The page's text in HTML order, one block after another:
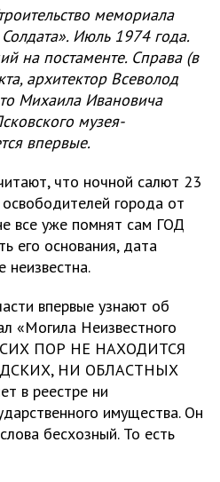
мемориала
Июль 1974 года.
на постаменте. Справа (в
архитектор Всеволод
Михаила Ивановича
музея-
впервые.
что ночной салют 23
города от
все уже помнят сам ГОД
его основания, дата
неизвестна.
впервые узнают об
«Могила Неизвестного
СИХ ПОР НЕ НАХОДИТСЯ
НИ ОБЛАСТНЫХ
в реестре ни
имущества. Он
бесхозный. То есть